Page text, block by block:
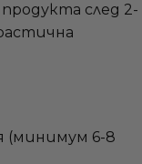
след 2-
(минимум 6-8